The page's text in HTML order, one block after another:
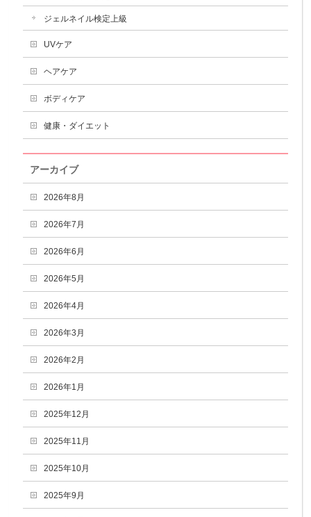
ジェルネイル検定上級
UVケア
ヘアケア
ボディケア
健康・ダイエット
アーカイブ
2026年8月
2026年7月
2026年6月
2026年5月
2026年4月
2026年3月
2026年2月
2026年1月
2025年12月
2025年11月
2025年10月
2025年9月